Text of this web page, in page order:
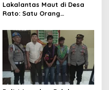
Lakalantas Maut di Desa
Rato: Satu Orang
Polres Bima Lakukan Olah
TKP